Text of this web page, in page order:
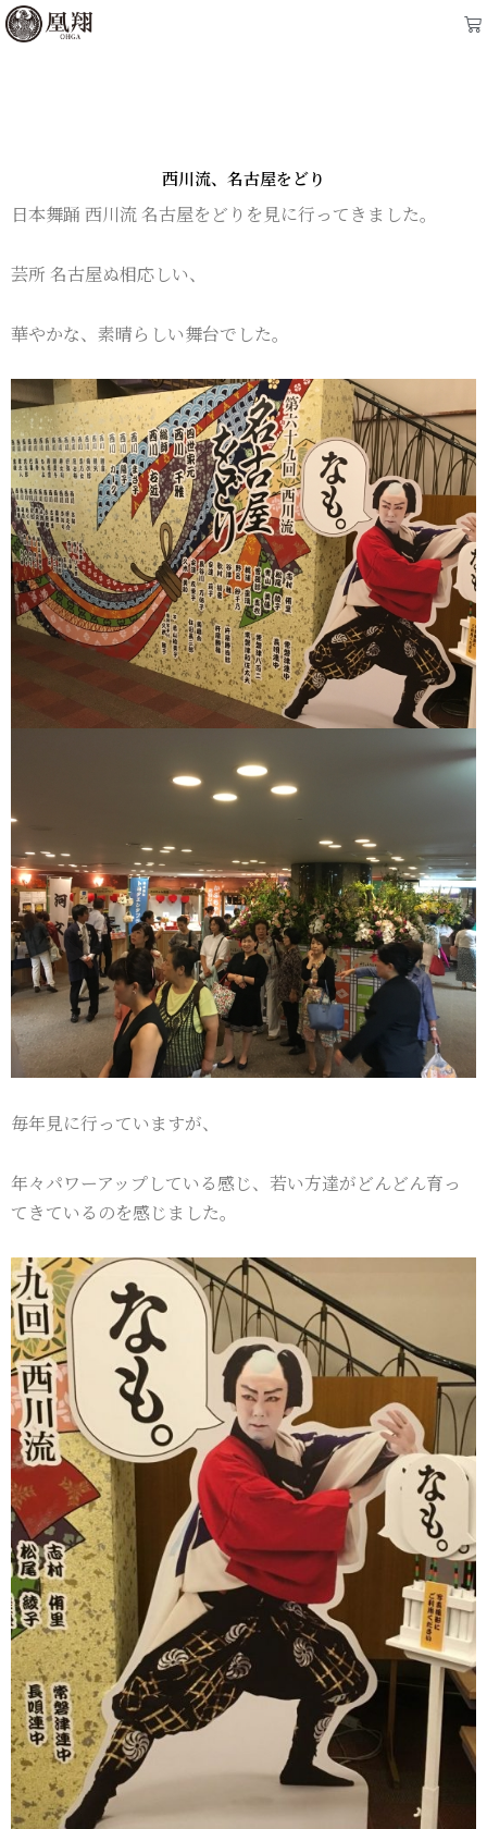
内
容
西川流、名古屋をどり
日本舞踊 西川流 名古屋をどりを見に行ってきました。
芸所 名古屋ぬ相応しい、
華やかな、素晴らしい舞台でした。
毎年見に行っていますが、
年々パワーアップしている感じ、若い方達がどんどん育っ
てきているのを感じました。